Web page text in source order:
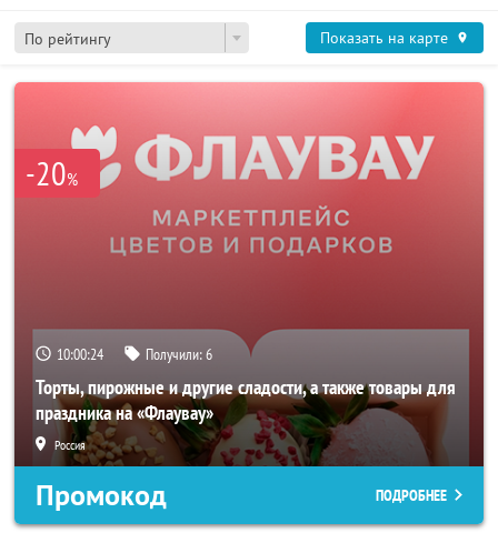
По рейтингу Показать на карте
-20%
10:00:23 Получили:6
Торты, пирожные и другие сладости, а также товары для
праздника на «Флаувау»
Россия
Промокод ПОДРОБНЕЕ